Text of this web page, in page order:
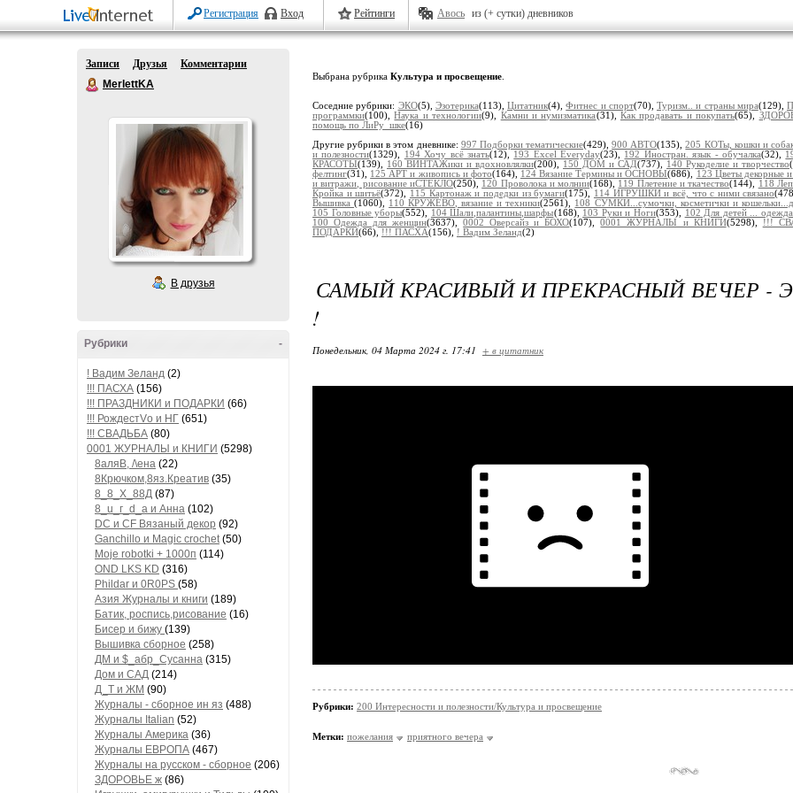
Регистрация Вход Рейтинги Авось из (+ сутки) дневников
Записи Друзья
Комментарии
MerlettKA
В друзья
-
Рубрики
! Вадим Зеланд (2)
!!! ПАСХА (156)
!!! ПРАЗДНИКИ и ПОДАРКИ (66)
!!! РождестVо и НГ (651)
!!! СВАДЬБА (80)
0001 ЖУРНАЛЫ и КНИГИ (5298)
8аляB, /\ена (22)
8Крючком,8яз.Креатив (35)
8_8_Х_88Д (87)
8_u_г_d_a и Анна (102)
DC и CF Вязаный декор (92)
Ganchillo и Magic crochet(50)
Moje robotki + 1000п (114)
OND LKS KD (316)
Phildar и 0R0PS (58)
Азия Журналы и книги (189)
Батик, роспись,рисование (16)
Бисер и бижу (139)
Вышивка сборное (258)
ДМ и $_абр_Сусанна (315)
Дом и САД (214)
Д_Т и ЖМ (90)
Журналы - сборное ин яз (488)
Журналы Italian (52)
Журналы Америка (36)
Журналы ЕВРОПА (467)
Журналы на русском - сборное (206)
ЗДОРОВЬЕ ж (86)
Выбрана рубрика Культура и просвещение
Соседние рубрики: ЭКО(5), Эзотерика(113), Цитатник(4),Фитнес и спорт(70), Туризм.. и страны мира(129),
программки(100),Наука и технологии(9), Камни и нумизматика(31), Как продавать и покупать(65),
помощь по ЛиРу_шке(16)
Другие рубрики в этом дневнике: 997 Подборки тематические(429),900 АВТО(135),205 КОТы, кошки и
и полезности(1329), 194 Хочу всё знать(12), 193 Excel Everyday(23), 192 Иностран. язык - обучалка(32),
КРАСОТЫ(139), 160 ВИНТАЖики и вдохновлялки(200), 150 ДОМ и САД(737), 140 Рукоделие и творчество
фелтинг(31), 125 АРТ и живопись и фото(164), 124 Вязание Термины и ОСНОВЫ(686), 123 Цветы декорные и
и витражи, рисование иСТЕКЛО(250), 120 Проволока и молнии(168), 119 Плетение и ткачество(144), 118
Кройка и шитьё(372), 115 Картонаж и подедки из бумаги(175), 114 ИГРУШКИ и всё, что с ними связано
Вышивка(1060), 110 КРУЖЕВО, вязание и техники(2561), 108 СУМКИ...сумочки, косметички и
105 Головные уборы(552), 104 Шали,палантины,шарфы(168), 103 Руки и Ноги(353), 102 Для детей ...
100 Одежда для женщин(3637),0002 Оверсайз и БОХО(107),0001 ЖУРНАЛЫ и КНИГИ(5298), !!!
ПОДАРКИ(66), !!! ПАСХА(156), ! Вадим Зеланд(2)
САМЫЙ КРАСИВЫЙ И ПРЕКРАСНЫЙ ВЕЧЕР -
!
Понедельник, 04 Марта 2024 г. 17:41 + в цитатник
Рубрики: 200 Интересности и полезности/Культура и просвещение
Метки: пожелания приятного вечера